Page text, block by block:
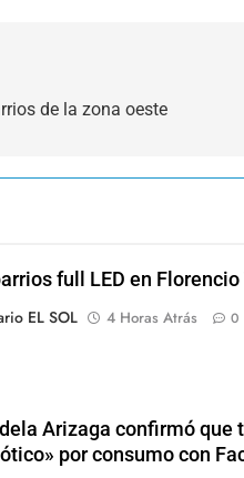
de la zona oeste
full LED en
EL SOL
4 Horas Atrás 0
Arizaga confirmó que
por consumo con